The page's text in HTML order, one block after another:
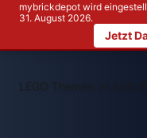
mybrickdepot wird
31. August 2026.
Jetzt
LEGO Themen >